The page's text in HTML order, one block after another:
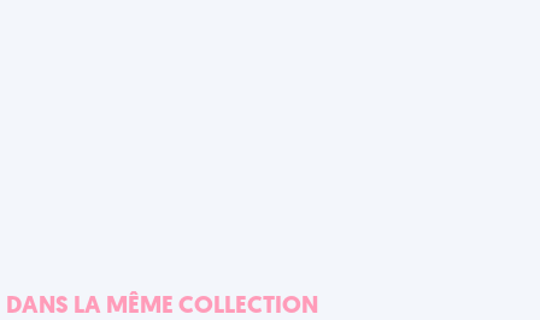
DANS LA MÊME COLLECTION